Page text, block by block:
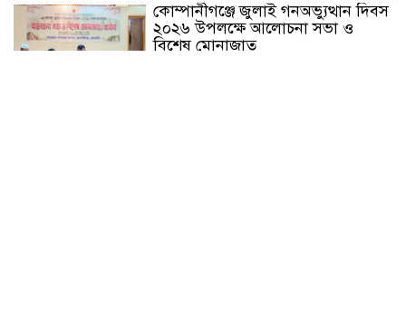
কোম্পানীগঞ্জে জুলাই গনঅভ্যুত্থান দিবস
২০২৬ উপলক্ষে আলোচনা সভা ও
বিশেষ মোনাজাত